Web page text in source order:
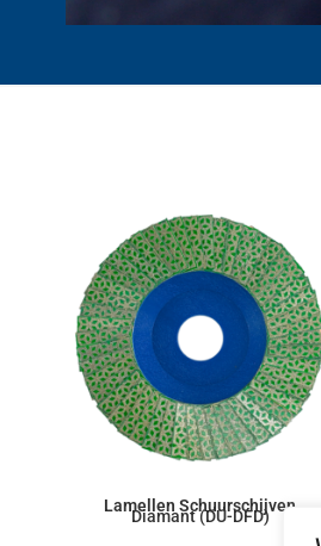
Lamellen Schuurschijven
Diamant (DU-DFD)